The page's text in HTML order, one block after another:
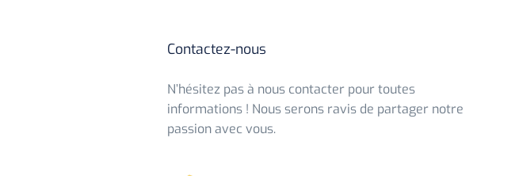
Contactez-nous
N’hésitez pas à nous contacter pour toutes
informations ! Nous serons ravis de partager notre
passion avec vous.